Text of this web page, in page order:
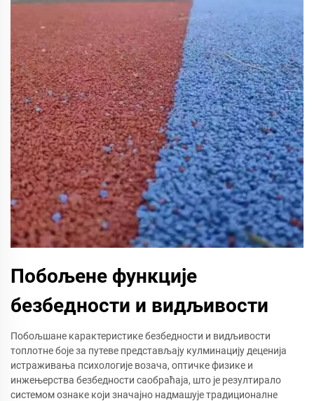
Побољене функције
безбедности и видљивости
Побољшане карактеристике безбедности и видљивости
топлотне боје за путеве представљају кулминацију деценија
истраживања психологије возача, оптичке физике и
инжењерства безбедности саобраћаја, што је резултирало
системом ознаке који значајно надмашује традиционалне